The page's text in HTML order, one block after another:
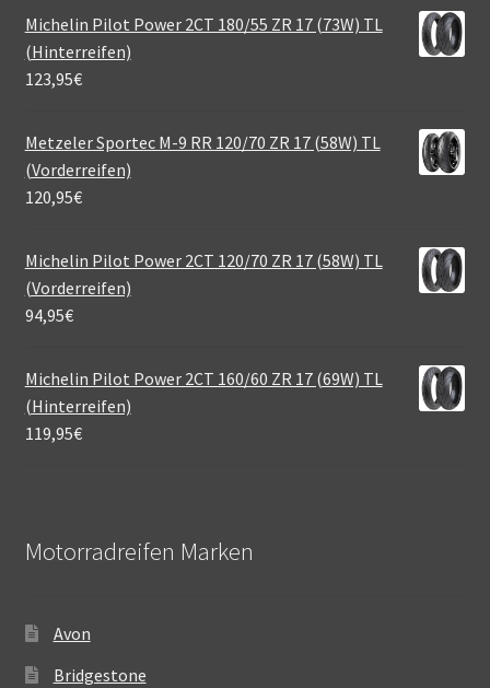
Michelin Pilot Power 2CT 180/55 ZR 17 (73W) TL
(Hinterreifen)
123,95€
Metzeler Sportec M-9 RR 120/70 ZR 17 (58W) TL
(Vorderreifen)
120,95€
Michelin Pilot Power 2CT 120/70 ZR 17 (58W) TL
(Vorderreifen)
94,95€
Michelin Pilot Power 2CT 160/60 ZR 17 (69W) TL
(Hinterreifen)
119,95€
Motorradreifen Marken
Avon
Bridgestone